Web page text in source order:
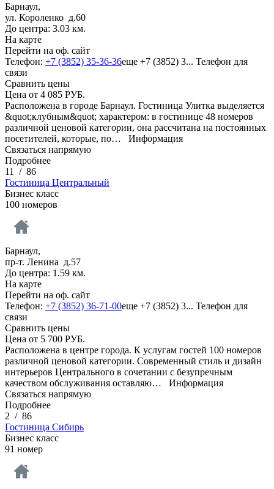
Барнаул,
ул. Короленко д.60
До центра: 3.03 км.
На карте
Перейти на оф. сайт
Телефон: +7 (3852) 35-36-36еще +7 (3852) 3... Телефон для
связи
Сравнить цены
Цена от 4 085 РУБ.
Расположена в городе Барнаул. Гостиница Улитка выделяется
&quot;клубным&quot; характером: в гостинице 48 номеров
различной ценовой категории, она рассчитана на постоянных
посетителей, которые, по… Информация
Связаться напрямую
Подробнее
11
/ 86
Гостиница Центральный
Бизнес класс
100 номеров
Барнаул,
пр-т. Ленина д.57
До центра: 1.59 км.
На карте
Перейти на оф. сайт
Телефон: +7 (3852) 36-71-00еще +7 (3852) 3... Телефон для
связи
Сравнить цены
Цена от 5 700 РУБ.
Расположена в центре города. К услугам гостей 100 номеров
различной ценовой категории. Современный стиль и дизайн
интерьеров Центрального в сочетании с безупречным
качеством обслуживания оставляю… Информация
Связаться напрямую
Подробнее
2 / 86
Гостиница Сибирь
Бизнес класс
91 номер